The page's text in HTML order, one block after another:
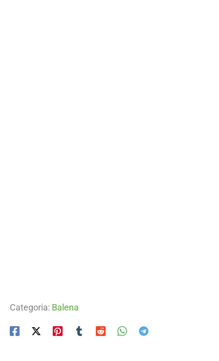
Categoria: Balena